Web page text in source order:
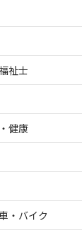
祉士
健康
・バイク